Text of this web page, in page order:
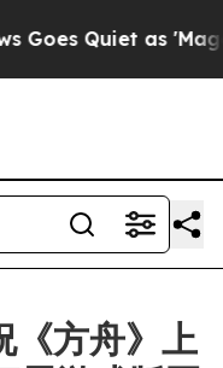
Quiet as 'Maga
方舟》上